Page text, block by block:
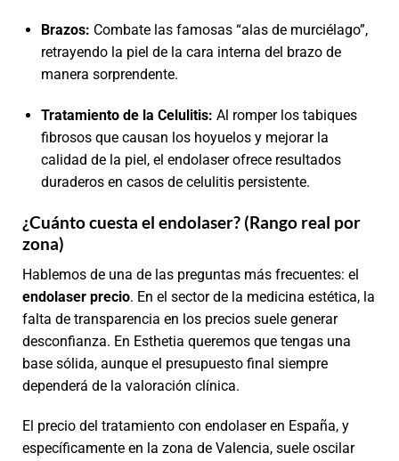
Brazos: Combate las famosas “alas de murciélago”,
retrayendo la piel de la cara interna del brazo de
manera sorprendente.
Tratamiento de la Celulitis: Al romper los tabiques
fibrosos que causan los hoyuelos y mejorar la
calidad de la piel, el endolaser ofrece resultados
duraderos en casos de celulitis persistente.
¿Cuánto cuesta el endolaser? (Rango real por
zona)
Hablemos de una de las preguntas más frecuentes: el
endolaser precio. En el sector de la medicina estética, la
falta de transparencia en los precios suele generar
desconfianza. En Esthetia queremos que tengas una
base sólida, aunque el presupuesto final siempre
dependerá de la valoración clínica.
El precio del tratamiento con endolaser en España, y
específicamente en la zona de Valencia, suele oscilar